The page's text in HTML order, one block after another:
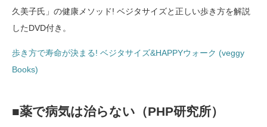
久美子氏」の健康メソッド! ベジタサイズと正しい歩き方を解説
したDVD付き。
歩き方で寿命が決まる! ベジタサイズ&HAPPYウォーク (veggy
Books)
■薬で病気は治らない（PHP研究所）